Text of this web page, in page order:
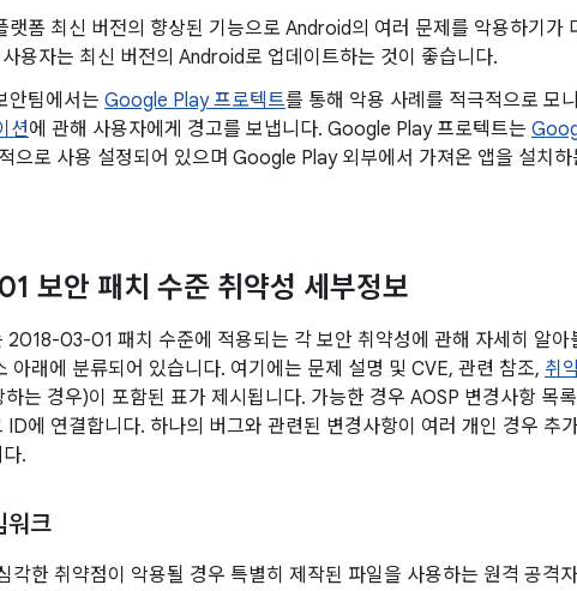
랫폼 최신 버전의 향상된 기능으로 Android의 여러 문제를 악용하기가
용자는 최신 버전의 Android로 업데이트하는 것이 좋습니다.
안팀에서는 Google Play 프로텍트를 통해 악용 사례를 적극적으로 모
션에 관해 사용자에게 경고를 보냅니다. Google Play 프로텍트는
으로 사용 설정되어 있으며 Google Play 외부에서 가져온 앱을 설치하
보안 패치 수준 취약성 세부정보
2018-03-01 패치 수준에 적용되는 각 보안 취약성에 관해 자세히 알아
아래에 분류되어 있습니다. 여기에는 문제 설명 및 CVE, 관련 참조, 취
는 경우)이 포함된 표가 제시됩니다. 가능한 경우 AOSP 변경사항 목
ID에 연결합니다. 하나의 버그와 관련된 변경사항이 여러 개인 경우 추
.
워크
각한 취약점이 악용될 경우 특별히 제작된 파일을 사용하는 원격 공격